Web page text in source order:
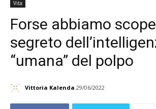
Vita
Forse abbiamo
segreto
“umana” del polpo
Vittoria Kalenda 29/06/2022